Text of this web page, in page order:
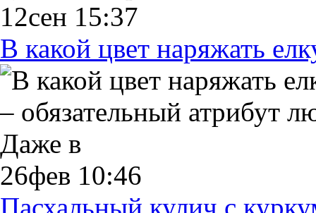
12сен 15:37
В какой цвет наряжать
– обязательный атрибут
Даже в
26фев 10:46